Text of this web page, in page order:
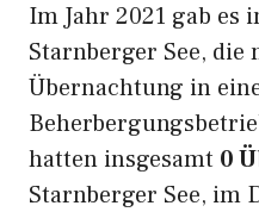
Im Jahr 2021 gab es
Starnberger See, die
Übernachtung in
hatten insgesamt 0
Starnberger See, im